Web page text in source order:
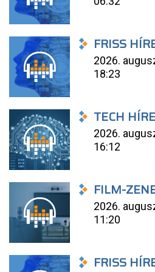
FRISS
2026.
18:23
TECH
2026.
16:12
FILM-
2026.
11:20
FRISS